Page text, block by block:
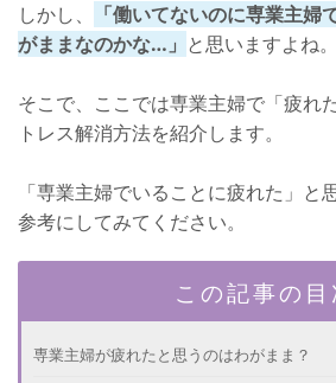
しかし、
「働いてないのに専業主婦
がままなのかな…」 と思いますよね。
そこで、ここでは専業主婦で「疲れ
トレス解消方法を紹介します。
「専業主婦でいることに疲れた」と
参考にしてみてください。
この記事の目
専業主婦が疲れたと思うのはわがまま？